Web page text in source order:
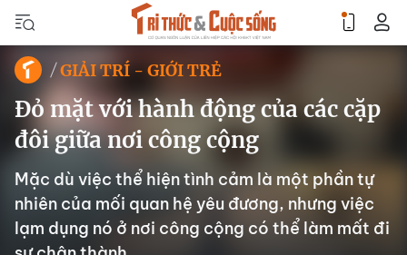
GIẢI TRÍ - GIỚI TRẺ
Đỏ mặt với hành động của các cặp
đôi giữa nơi công cộng
Mặc dù việc thể hiện tình cảm là một phần tự
nhiên của mối quan hệ yêu đương, nhưng việc
lạm dụng nó ở nơi công cộng có thể làm mất đi